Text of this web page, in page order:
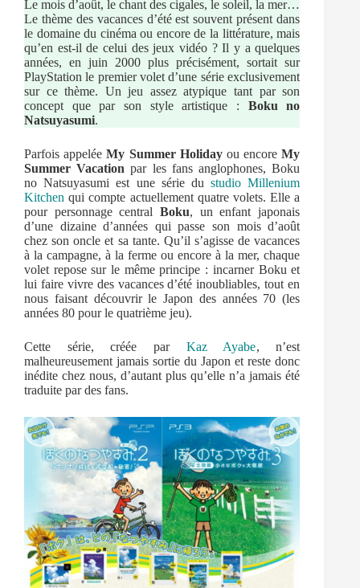
Le mois d’août, le chant des cigales, le soleil, la mer…
Le thème des vacances d’été est souvent présent dans
le domaine du cinéma ou encore de la littérature, mais
qu’en est-il de celui des jeux vidéo ? Il y a quelques
années, en juin 2000 plus précisément, sortait sur
PlayStation le premier volet d’une série exclusivement
sur ce thème. Un jeu assez atypique tant par son
concept que par son style artistique : Boku no
Natsuyasumi.
Parfois appeléeMy Summer Holidayou encoreMy
Summer Vacation par les fans anglophones, Boku
no Natsuyasumi est une série dustudio Millenium
Kitchen qui compte actuellement quatre volets. Elle a
pour personnage centralBoku, un enfant japonais
d’une dizaine d’années qui passe son mois d’août
chez son oncle et sa tante. Qu’il s’agisse de vacances
à la campagne, à la ferme ou encore à la mer, chaque
volet repose sur le même principe : incarner Boku et
lui faire vivre des vacances d’été inoubliables, tout en
nous faisant découvrir le Japon des années 70 (les
années 80 pour le quatrième jeu).
Cette série, créée par Kaz Ayabe, n’est
malheureusement jamais sortie du Japon et reste donc
inédite chez nous, d’autant plus qu’elle n’a jamais été
traduite par des fans.